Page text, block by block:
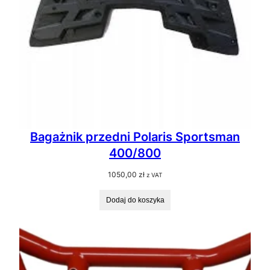
Bagażnik przedni Polaris Sportsman
400/800
1050,00 zł z VAT
Dodaj do koszyka